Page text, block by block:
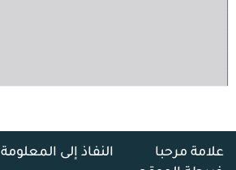
علامة مرحبا النفاذ إلى المعلومة